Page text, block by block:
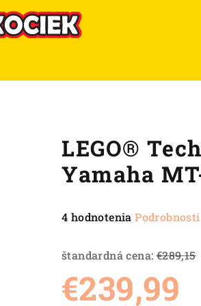
LEGO®
Yamaha
Priemerné
produktu
5,0
z
4 hodnotenia
štandardná cena: €289,15
€239,99